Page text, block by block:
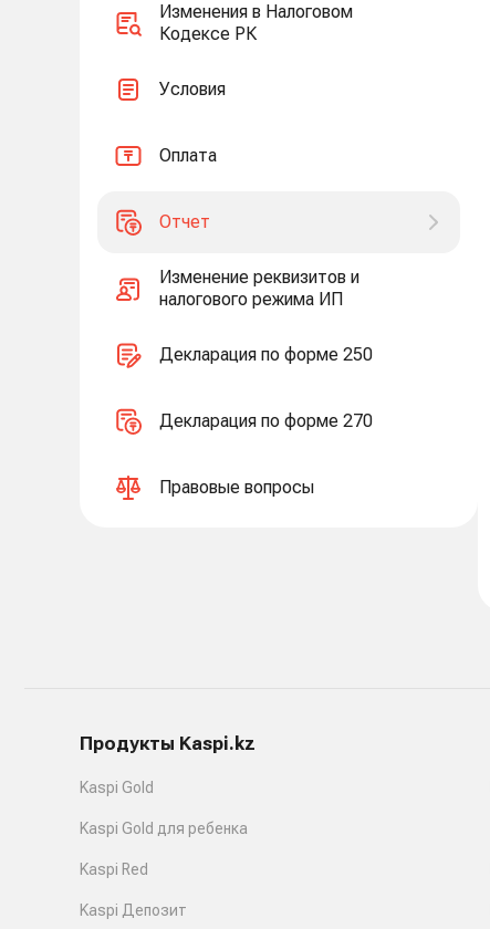
Изменения в Налоговом
Кодексе РК
Условия
Оплата
Отчет
Изменение реквизитов и
налогового режима ИП
Декларация по форме 250
Декларация по форме 270
Правовые вопросы
Продукты Kaspi.kz
Kaspi Gold
Kaspi Gold для ребенка
Kaspi Red
Kaspi Депозит